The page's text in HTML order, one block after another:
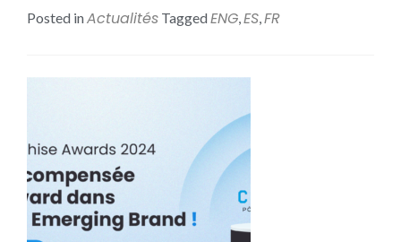
Posted inActualités TaggedENG,ES,FR